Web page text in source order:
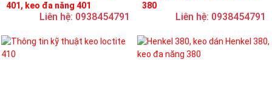
401, keo đa năng 401
Liên hệ: 0938454791
380
Liên hệ: 0938454791